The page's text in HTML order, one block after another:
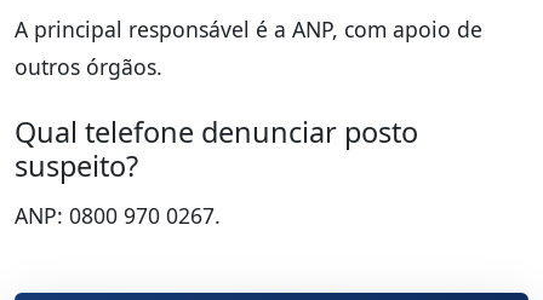
A principal responsável é a ANP, com apoio de
outros órgãos.
Qual telefone denunciar posto
suspeito?
ANP: 0800 970 0267.